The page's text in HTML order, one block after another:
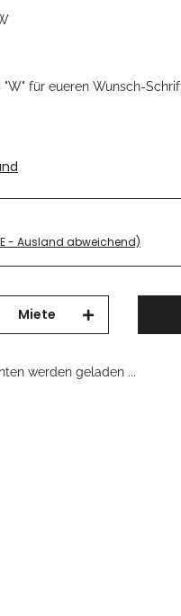
"W" für eueren Wunsch-
- Ausland abweichend)
Miete
werden geladen ...